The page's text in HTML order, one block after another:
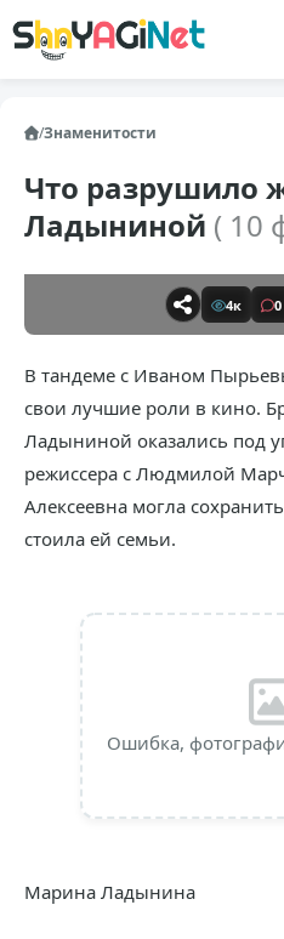
/Знаменитости
Что разрушило
Ладыниной ( 10
4к 0
В тандеме с Иваном
свои лучшие роли в кино.
Ладыниной оказались под
режиссера с Людмилой
Алексеевна могла
стоила ей семьи.
Ошибка,
Марина Ладынина